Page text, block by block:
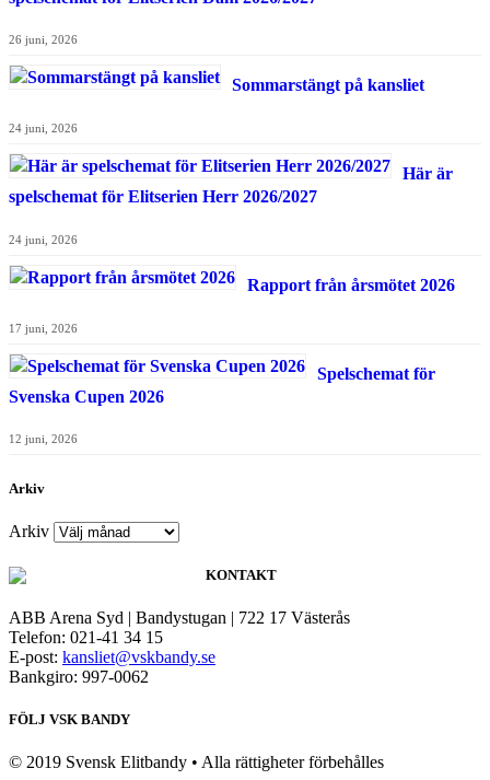
26 juni, 2026
Sommarstängt på kansliet
24 juni, 2026
Här är
spelschemat för Elitserien Herr 2026/2027
24 juni, 2026
Rapport från årsmötet 2026
17 juni, 2026
Spelschemat för
Svenska Cupen 2026
12 juni, 2026
Arkiv
Arkiv
KONTAKT
ABB Arena Syd | Bandystugan | 722 17 Västerås
Telefon: 021-41 34 15
E-post: kansliet@vskbandy.se
Bankgiro: 997-0062
FÖLJ VSK BANDY
© 2019 Svensk Elitbandy • Alla rättigheter förbehålles